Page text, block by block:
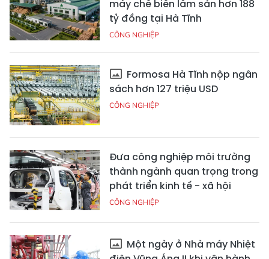
máy chế biến lâm sản hơn 188
tỷ đồng tại Hà Tĩnh
CÔNG NGHIỆP
Formosa Hà Tĩnh nộp ngân
sách hơn 127 triệu USD
CÔNG NGHIỆP
Đưa công nghiệp môi trường
thành ngành quan trọng trong
phát triển kinh tế - xã hội
CÔNG NGHIỆP
Một ngày ở Nhà máy Nhiệt